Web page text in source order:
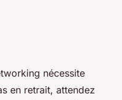
nécessite
en retrait, attendez